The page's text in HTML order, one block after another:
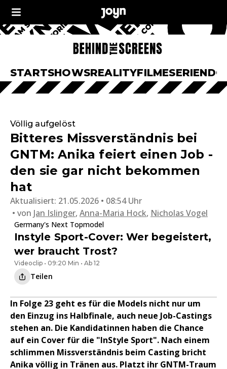
STARTSHOWSREALITYFILMESERIEN
Völlig aufgelöst
Bitteres Missverständnis bei
GNTM: Anika feiert einen Job -
den sie gar nicht bekommen
hat
Aktualisiert: 21.05.2026 • 08:54 Uhr
von Jan Islinger, Anna-Maria Hock, Nicholas Vogel
Germany's Next Topmodel
Instyle Sport-Cover: Wer begeistert,
wer braucht Trost?
Videoclip • 09:20 Min • Ab 12
Teilen
In Folge 23 geht es für die Models nicht nur um
den Einzug ins Halbfinale, auch neue Job-Castings
stehen an. Die Kandidatinnen haben die Chance
auf ein Cover für die "InStyle Sport". Nach einem
schlimmen Missverständnis beim Casting bricht
Anika völlig in Tränen aus. Platzt ihr GNTM-Traum